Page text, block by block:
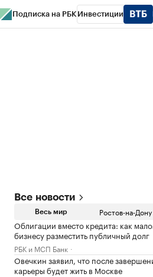
Подписка на РБК Инвестиции
Все новости
Весь мир Ростов-на-Дону
Облигации вместо кредита: как
бизнесу разместить публичный долг
РБК и МСП Банк
Овечкин заявил, что после
карьеры будет жить в Москве